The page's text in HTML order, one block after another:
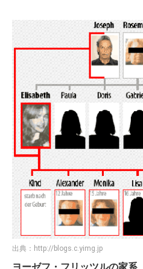
出典： http://blogs.c.yimg.jp